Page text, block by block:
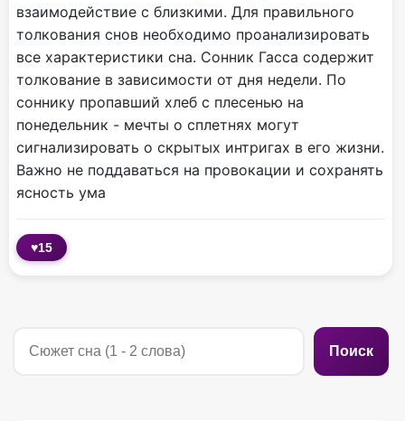
взаимодействие с близкими. Для правильного
толкования снов необходимо проанализировать
все характеристики сна. Сонник Гасса содержит
толкование в зависимости от дня недели. По
соннику пропавший хлеб с плесенью на
понедельник - мечты о сплетнях могут
сигнализировать о скрытых интригах в его жизни.
Важно не поддаваться на провокации и сохранять
ясность ума
♥15
Поиск